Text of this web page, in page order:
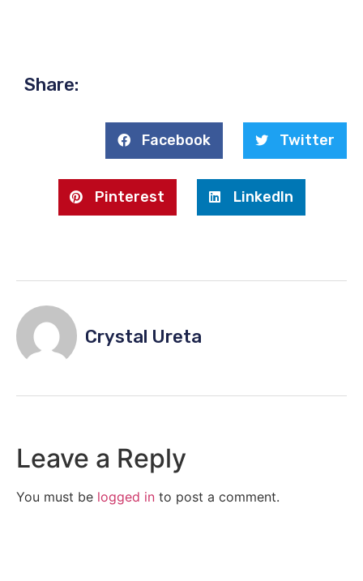
Share:
Facebook Twitter
Pinterest LinkedIn
Crystal Ureta
Leave a Reply
You must be logged in to post a comment.